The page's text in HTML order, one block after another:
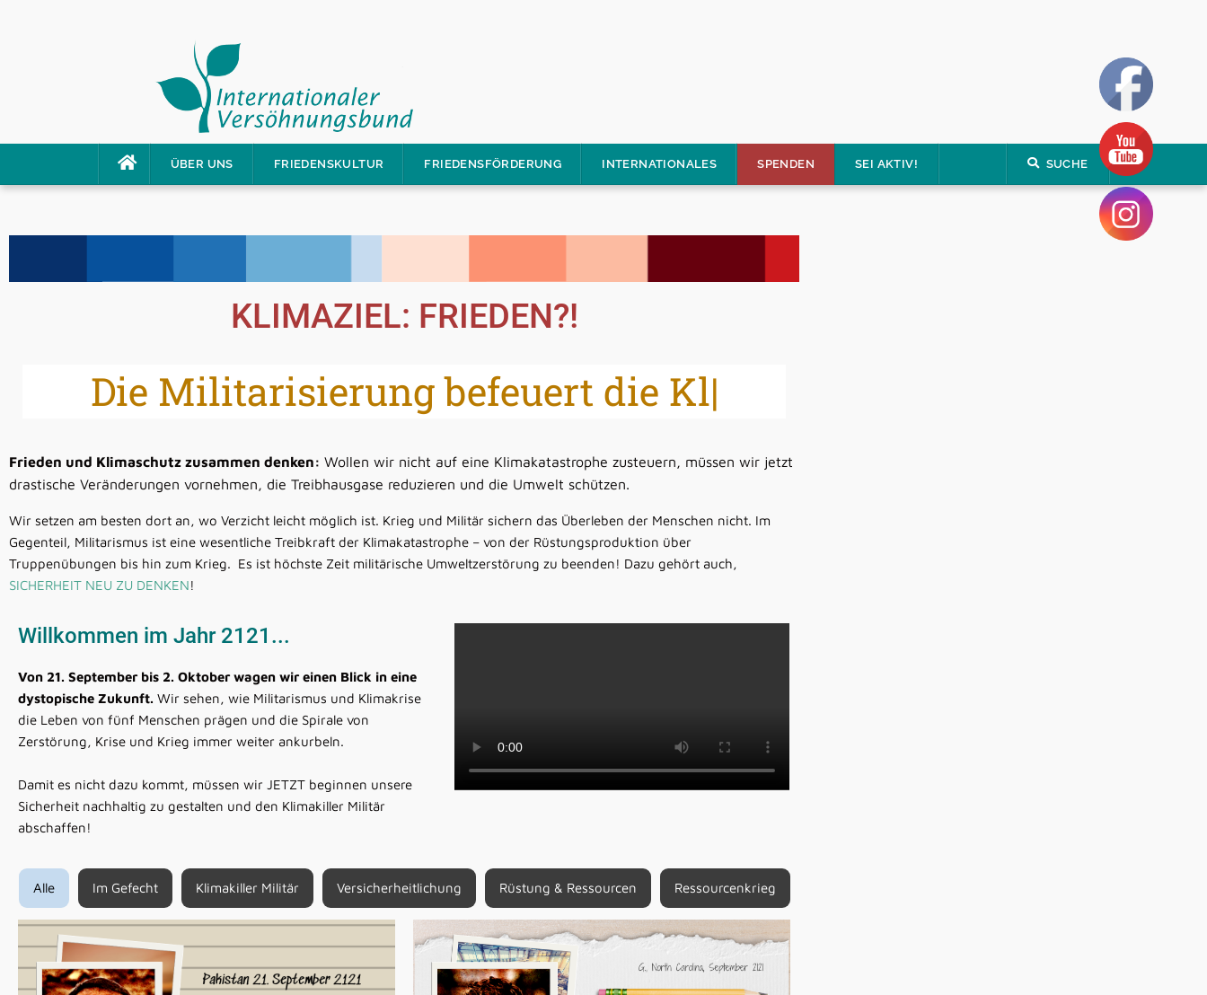
ÜBER UNS FRIEDENSKULTUR FRIEDENSFÖRDERUNG INTERNATIONALES SPENDEN SEI AKTIV! SUCHE
KLIMAZIEL: FRIEDEN?!
Die Militarisierung befeuert die Klima
Frieden und Klimaschutz zusammen denken: Wollen wir nicht auf eine Klimakatastrophe zusteuern, müssen wir jetzt
drastische Veränderungen vornehmen, die Treibhausgase reduzieren und die Umwelt schützen.
Wir setzen am besten dort an, wo Verzicht leicht möglich ist. Krieg und Militär sichern das Überleben der Menschen nicht. Im
Gegenteil, Militarismus ist eine wesentliche Treibkraft der Klimakatastrophe – von der Rüstungsproduktion über
Truppenübungen bis hin zum Krieg. Es ist höchste Zeit militärische Umweltzerstörung zu beenden! Dazu gehört auch,
SICHERHEIT NEU ZU DENKEN!
Willkommen im Jahr 2121...
Von 21. September bis 2. Oktober wagen wir einen Blick in eine
dystopische Zukunft. Wir sehen, wie Militarismus und Klimakrise
die Leben von fünf Menschen prägen und die Spirale von
Zerstörung, Krise und Krieg immer weiter ankurbeln.
Damit es nicht dazu kommt, müssen wir JETZT beginnen unsere
Sicherheit nachhaltig zu gestalten und den Klimakiller Militär
abschaffen!
Alle Im Gefecht Klimakiller Militär Versicherheitlichung Rüstung & Ressourcen Ressourcenkrieg